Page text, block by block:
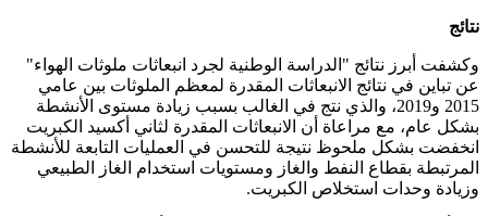
نتائج
وكشفت أبرز نتائج "الدراسة الوطنية لجرد انبعاثات ملوثات الهواء"
عن تباين في نتائج الانبعاثات المقدرة لمعظم الملوثات بين عامي
2015 و2019، والذي نتج في الغالب بسبب زيادة مستوى الأنشطة
بشكل عام، مع مراعاة أن الانبعاثات المقدرة لثاني أكسيد الكبريت
انخفضت بشكل ملحوظ نتيجة للتحسن في العمليات التابعة للأنشطة
المرتبطة بقطاع النفط والغاز ومستويات استخدام الغاز الطبيعي
وزيادة وحدات استخلاص الكبريت.